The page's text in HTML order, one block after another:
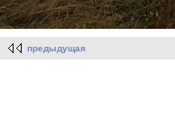
предыдущая